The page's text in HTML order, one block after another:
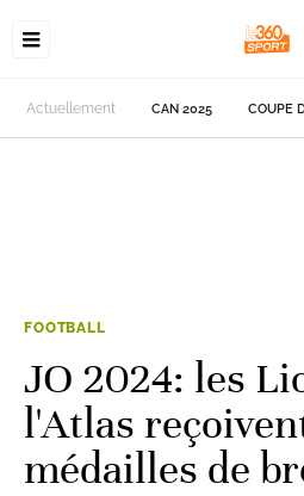
Actuellement CAN 2025 COUPE
FOOTBALL
JO 2024: les
l'Atlas
médailles de